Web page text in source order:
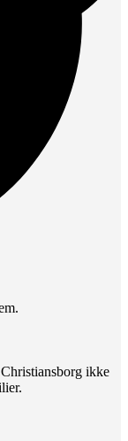
ikke